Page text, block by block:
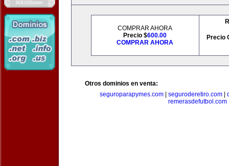
COMPRAR AHORA
Precio $600.00
COMPRAR AHORA
Precio
Otros dominios en venta:
seguroparapymes.com| seguroderetiro.com|
remerasdefutbol.com